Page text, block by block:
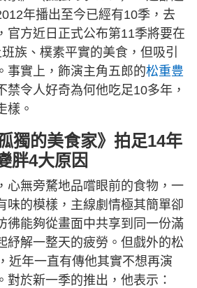
年播出至今已經有10季，去
官方近日正式公布第11季將要在
族、樸素平實的美食，但吸引
事實上，飾演主角五郎的松重豊
禁令人好奇為何他吃足10多年，
樣。
獨的美食家》拍足14年
胖4大原因
心無旁騖地品嚐眼前的食物，一
味的模樣，主線劇情極其簡單卻
彿能夠從畫面中共享到同一份滿
紓解一整天的疲勞。但戲外的松
近年一直有傳他其實不想再演
對於新一季的推出，他表示：